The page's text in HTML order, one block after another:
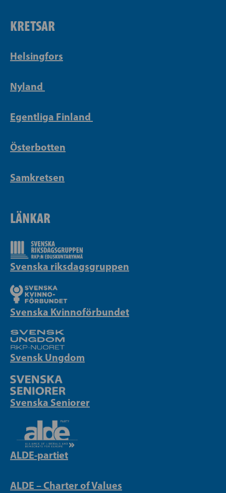
KRETSAR
Helsingfors
Nyland
Egentliga Finland
Österbotten
Samkretsen
LÄNKAR
Svenska riksdagsgruppen
Svenska Kvinnoförbundet
Svensk Ungdom
Svenska Seniorer
ALDE-partiet
ALDE – Charter of Values